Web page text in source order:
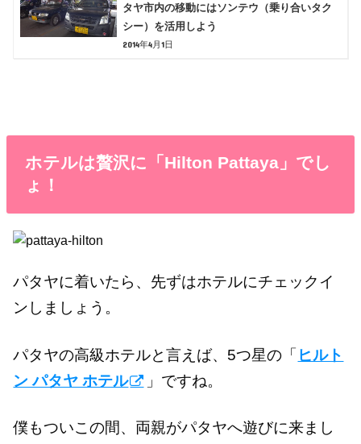
タヤ市内の移動にはソンテウ（乗り合いタク
シー）を活用しよう
2014年4月1日
ホテルは贅沢に「Hilton Pattaya」でし
ょ！
パタヤに着いたら、先ずはホテルにチェックイ
ンしましょう。
パタヤの高級ホテルと言えば、5つ星の「 ヒルト
ン パタヤ ホテル
」ですね。
僕もついこの間、両親がパタヤへ遊びに来まし